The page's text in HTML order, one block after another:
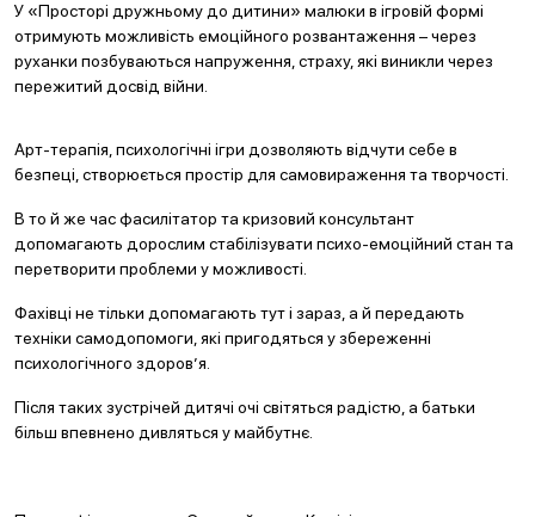
У «Просторі дружньому до дитини» малюки в ігровій формі
отримують можливість емоційного розвантаження – через
руханки позбуваються напруження, страху, які виникли через
пережитий досвід війни.
Арт-терапія, психологічні ігри дозволяють відчути себе в
безпеці, створюється простір для самовираження та творчості.
В то й же час фасилітатор та кризовий консультант
допомагають дорослим стабілізувати психо-емоційний стан та
перетворити проблеми у можливості.
Фахівці не тільки допомагають тут і зараз, а й передають
техніки самодопомоги, які пригодяться у збереженні
психологічного здоров’я.
Після таких зустрічей дитячі очі світяться радістю, а батьки
більш впевнено дивляться у майбутнє.